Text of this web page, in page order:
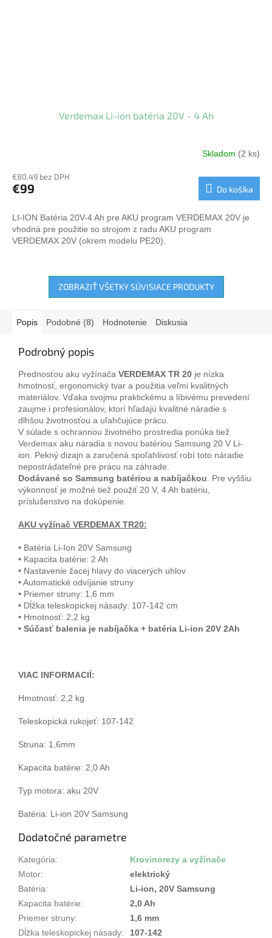
Verdemax Li-ion batéria 20V - 4 Ah
Skladom (2 ks)
€80,49 bez DPH
€99 Do košíka
LI-ION Batéria 20V-4 Ah pre AKU program VERDEMAX 20V je
vhodná pre použitie so strojom z radu AKU program
VERDEMAX 20V (okrem modelu PE20).
ZOBRAZIŤ VŠETKY SÚVISIACE PRODUKTY
Popis Podobné (8) Hodnotenie Diskusia
Podrobný popis
Prednosťou aku vyžínača VERDEMAX TR 20 je nízka
hmotnosť, ergonomický tvar a použitia veľmi kvalitných
materiálov. Vďaka svojmu praktickému a líbivému prevedení
zaujme i profesionálov, ktorí hľadajú kvalitné náradie s
dlhšou životnosťou a uľahčujúce prácu.
V súlade s ochrannou životného prostredia ponúka tiež
Verdemax aku náradia s novou batériou Samsung 20 V Li-
ion. Pekný dizajn a zaručená spoľahlivosť robí toto náradie
nepostrádateľné pre prácu na záhrade.
Dodávané so Samsung batériou a nabíjačkou . Pre vyššiu
výkonnosť je možné tiež použiť 20 V, 4 Ah batériu,
príslušenstvo na dokúpenie.
AKU vyžínač VERDEMAX TR20:
• Batéria Li-Ion 20V Samsung
• Kapacita batérie: 2 Ah
• Nastavenie žacej hlavy do viacerých uhlov
• Automatické odvíjanie struny
• Priemer struny: 1,6 mm
• Dĺžka teleskopickej násady: 107-142 cm
• Hmotnosť: 2,2 kg
• Súčasť balenia je nabíjačka + batéria Li-ion 20V 2Ah
VIAC INFORMACIÍ:
Hmotnosť: 2,2 kg
Teleskopická rukojeť: 107-142
Struna: 1,6mm
Kapacita batérie: 2,0 Ah
Typ motora: aku 20V
Batéria: Li-ion 20V Samsung
Dodatočné parametre
Kategória:
Krovinorezy a vyžínače
Motor:
elektrický
Batéria:
Li-ion, 20V Samsung
Kapacita batérie:
2,0 Ah
Priemer struny:
1,6 mm
Dĺžka teleskopickej násady:
107-142